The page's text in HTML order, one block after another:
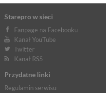
Starepro w sieci
Fanpage na Facebooku
Kanał YouTube
Twitter
Kanał RSS
Przydatne linki
Regulamin serwisu